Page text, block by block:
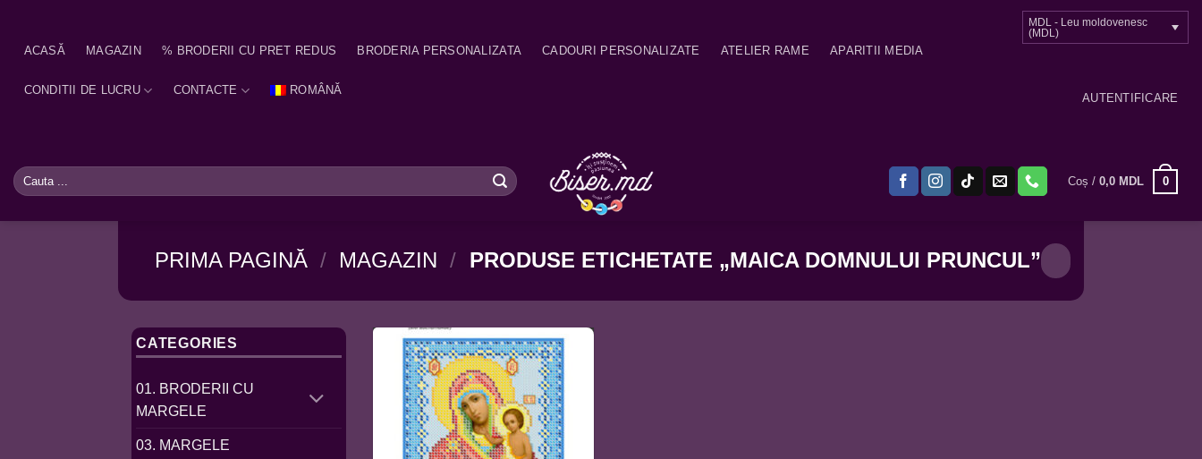
contentACASĂ MAGAZIN % BRODERII CU PRET REDUS BRODERIA PERSONALIZATA CADOURI PERSONALIZATE ATELIER RAME APARITII MEDIA
CONDITII DE LUCRU CONTACTE ROMÂNĂ
MDL - Leu moldovenesc
(MDL)
AUTENTIFICARE
Caută
după:
Coș /0,0 MDL 0
PRIMA PAGINĂ / MAGAZIN / PRODUSE ETICHETATE „MAICA DOMNULUI PRUNCUL”
CATEGORIES
01. BRODERII CU
MARGELE
03. MARGELE